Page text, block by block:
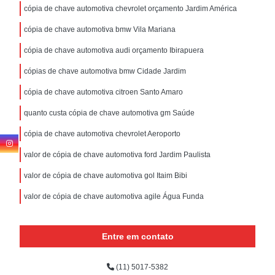
cópia de chave automotiva chevrolet orçamento Jardim América
cópia de chave automotiva bmw Vila Mariana
cópia de chave automotiva audi orçamento Ibirapuera
cópias de chave automotiva bmw Cidade Jardim
cópia de chave automotiva citroen Santo Amaro
quanto custa cópia de chave automotiva gm Saúde
cópia de chave automotiva chevrolet Aeroporto
valor de cópia de chave automotiva ford Jardim Paulista
valor de cópia de chave automotiva gol Itaim Bibi
valor de cópia de chave automotiva agile Água Funda
Entre em contato
(11) 5017-5382